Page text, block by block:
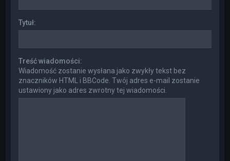
Tytuł:
Treść wiadomości:
Wiadomość zostanie wysłana jako zwykły tekst bez
znaczników HTML i BBCode. Twój adres e-mail zostanie
ustawiony jako adres zwrotny tej wiadomości.